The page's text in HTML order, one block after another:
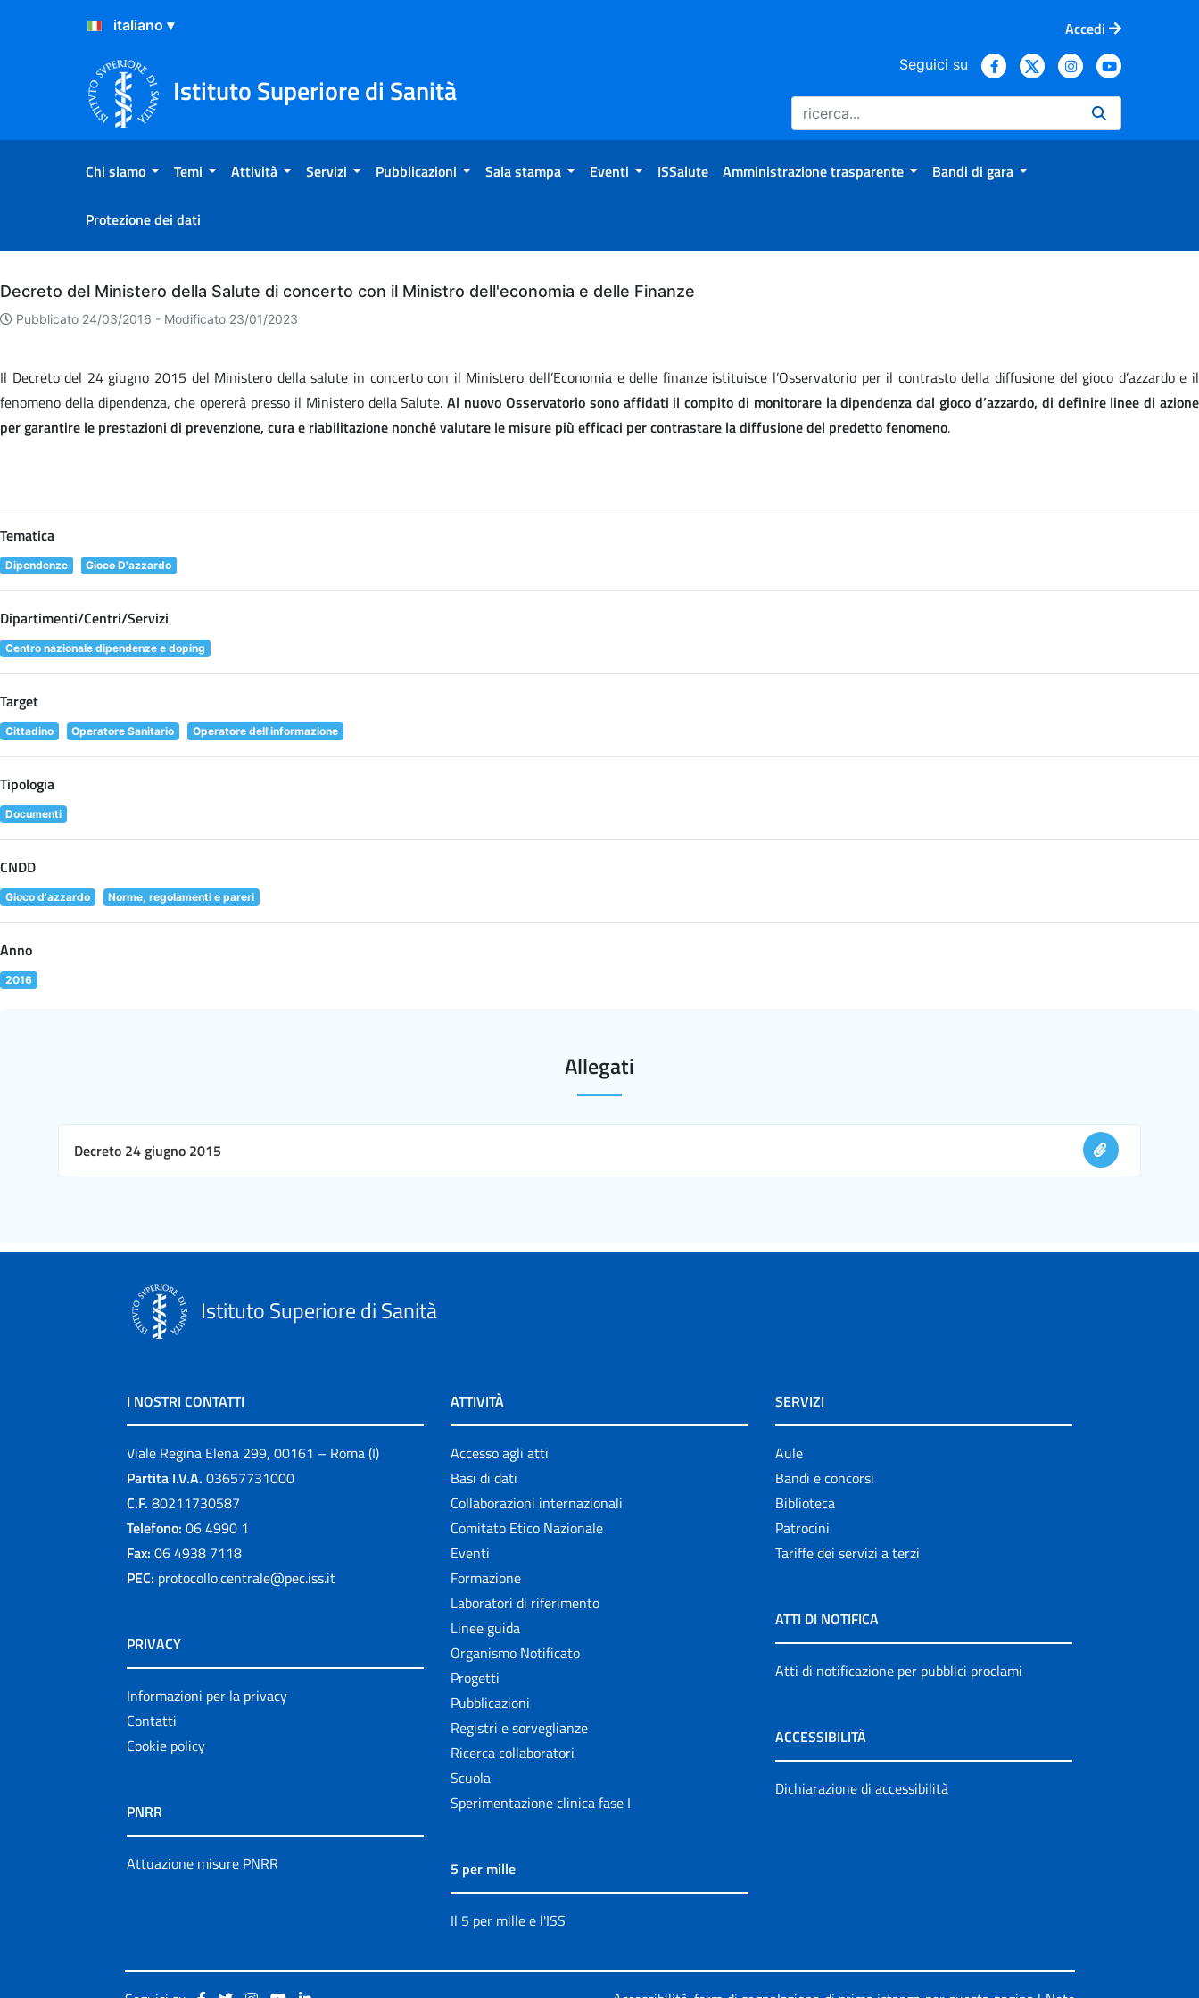
Salta al Contenuto
Salta al Footer
Accedi
Istituto Superiore di Sanità
Seguici su
Chi siamo Temi Attività Servizi Pubblicazioni Sala stampa Eventi ISSalute Amministrazione trasparente Bandi di gara
Protezione dei dati
Archivio
Decreto del Ministero della Salute di concerto con il Ministro dell'economia e delle Finanze
Pubblicato 24/03/2016 - Modificato 23/01/2023
Il Decreto del 24 giugno 2015 del Ministero della salute in concerto con il Ministero dell’Economia e delle finanze istituisce l’Osservatorio per il contrasto della diffusione del gioco d’azzardo e il
fenomeno della dipendenza, che opererà presso il Ministero della Salute.Al nuovo Osservatorio sono affidati il compito di monitorare la dipendenza dal gioco d’azzardo, di definire linee di azione
per garantire le prestazioni di prevenzione, cura e riabilitazione nonché valutare le misure più efficaci per contrastare la diffusione del predetto fenomeno.
Tematica
Dipendenze Gioco D'azzardo
Dipartimenti/Centri/Servizi
Centro nazionale dipendenze e doping
Target
Cittadino Operatore Sanitario Operatore dell'informazione
Tipologia
Documenti
CNDD
Gioco d'azzardo Norme, regolamenti e pareri
Anno
2016
Allegati
Decreto 24 giugno 2015
Istituto Superiore di Sanità
I NOSTRI CONTATTI
Viale Regina Elena 299, 00161 – Roma (I)
Partita I.V.A. 03657731000
C.F. 80211730587
Telefono: 06 4990 1
Fax: 06 4938 7118
PEC: protocollo.centrale@pec.iss.it
PRIVACY
Informazioni per la privacy
Contatti
Cookie policy
PNRR
Attuazione misure PNRR
ATTIVITÀ
Accesso agli atti
Basi di dati
Collaborazioni internazionali
Comitato Etico Nazionale
Eventi
Formazione
Laboratori di riferimento
Linee guida
Organismo Notificato
Progetti
Pubblicazioni
Registri e sorveglianze
Ricerca collaboratori
Scuola
Sperimentazione clinica fase I
5 per mille
Il 5 per mille e l'ISS
SERVIZI
Aule
Bandi e concorsi
Biblioteca
Patrocini
Tariffe dei servizi a terzi
ATTI DI NOTIFICA
Atti di notificazione per pubblici proclami
ACCESSIBILITÀ
Dichiarazione di accessibilità